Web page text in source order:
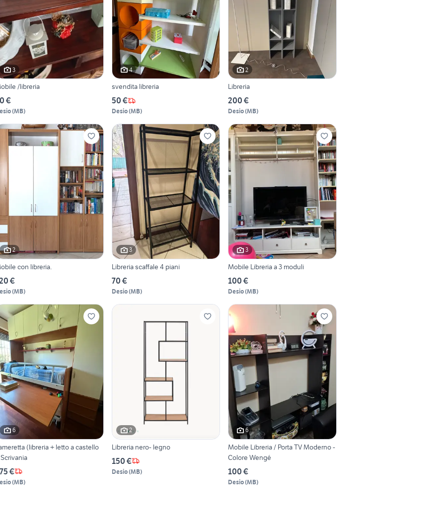
3
/libreria
€
(MB)
4
svendita libreria
50 €
Desio(MB)
2
Libreria
200 €
Desio(MB)
2
con libreria.
€
(MB)
3
Libreria scaffale 4 piani
70 €
Desio(MB)
3
Mobile Libreria a 3 moduli
100 €
Desio(MB)
6
(libreria + letto a castello
€
(MB)
2
Libreria nero- legno
150 €
Desio(MB)
6
Mobile Libreria / Porta TV Moderno -
Colore Wengé
100 €
Desio(MB)